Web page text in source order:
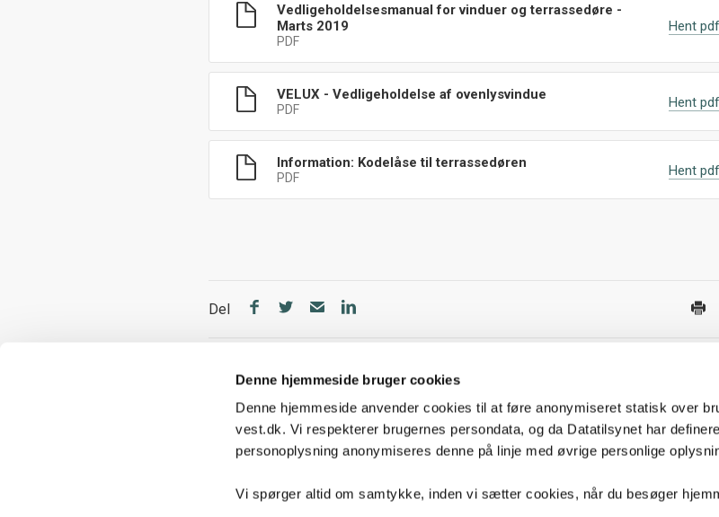
Denne hjemmeside bruger cookies
Denne hjemmeside anvender cookies til at føre anonymiseret statisk over
vest.dk. Vi respekterer brugernes persondata, og da Datatilsynet har
personoplysning anonymiseres denne på linje med øvrige personlige
Vi spørger altid om samtykke, inden vi sætter cookies, når du besøger
Vedligeholdelsesmanual for vinduer og terrassedøre -
Marts 2019
PDF
Hent pdf
VELUX - Vedligeholdelse af ovenlysvindue
PDF Hent pdf
Information: Kodelåse til terrassedøren
PDF Hent pdf
Del
Hjælp og kontakt Om beboerdemokrati